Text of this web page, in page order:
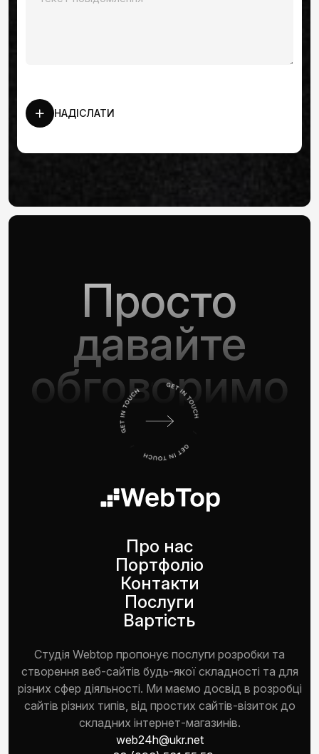
НАДІСЛАТИ
Просто
давайте
обговоримо
Про нас
Портфоліо
Контакти
Послуги
Вартість
Студія Webtop пропонує послуги розробки та
створення веб-сайтів будь-якої складності та для
різних сфер діяльності. Ми маємо досвід в розробці
сайтів різних типів, від простих сайтів-візиток до
складних інтернет-магазинів.
web24h@ukr.net